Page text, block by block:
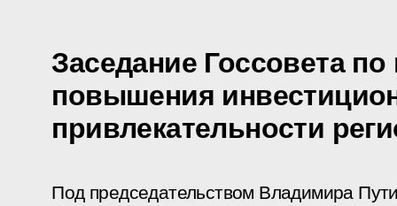
Заседание Госсовета
повышения
привлекательности
Под председательством Владимира